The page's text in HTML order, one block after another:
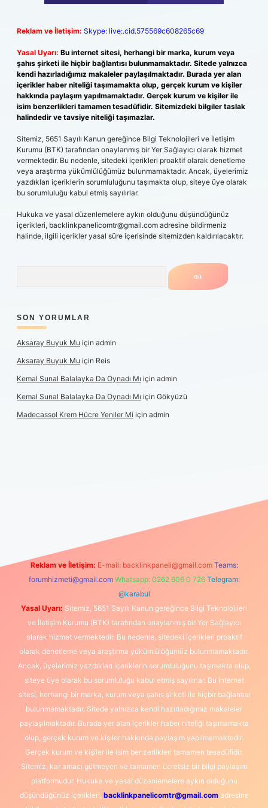
Reklam ve İletişim: Skype: live:.cid.575569c608265c69
Yasal Uyarı: Bu internet sitesi, herhangi bir marka, kurum veya
şahıs şirketi ile hiçbir bağlantısı bulunmamaktadır. Sitede yalnızca
kendi hazırladığımız makaleler paylaşılmaktadır. Burada yer alan
içerikler haber niteliği taşımamakta olup, gerçek kurum ve kişiler
hakkında paylaşım yapılmamaktadır. Gerçek kurum ve kişiler ile
isim benzerlikleri tamamen tesadüfidir. Sitemizdeki bilgiler taslak
halindedir ve tavsiye niteliği taşımazlar.
Sitemiz, 5651 Sayılı Kanun gereğince Bilgi Teknolojileri ve İletişim
Kurumu (BTK) tarafından onaylanmış bir Yer Sağlayıcı olarak hizmet
vermektedir. Bu nedenle, sitedeki içerikleri proaktif olarak denetleme
veya araştırma yükümlülüğümüz bulunmamaktadır. Ancak, üyelerimiz
yazdıkları içeriklerin sorumluluğunu taşımakta olup, siteye üye olarak
bu sorumluluğu kabul etmiş sayılırlar.
Hukuka ve yasal düzenlemelere aykırı olduğunu düşündüğünüz
içerikleri, backlinkpanelicomtr@gmail.com adresine bildirmeniz
halinde, ilgili içerikler yasal süre içerisinde sitemizden kaldırılacaktır.
SON YORUMLAR
Aksaray Buyuk Mu için admin
Aksaray Buyuk Mu için Reis
Kemal Sunal Balalayka Da Oynadı Mı için admin
Kemal Sunal Balalayka Da Oynadı Mı için Gökyüzü
Madecassol Krem Hücre Yeniler Mi için admin
Reklam ve İletişim: E-mail: backlinkpaneli@gmail.com Teams:
forumhizmeti@gmail.com Whatsapp: 0262 606 0 726 Telegram:
@karabul
Yasal Uyarı: Sitemiz, 5651 Sayılı Kanun gereğince Bilgi Teknolojileri
ve İletişim Kurumu (BTK) tarafından onaylanmış bir Yer Sağlayıcı
olarak hizmet vermektedir. Bu nedenle, sitedeki içerikleri proaktif
olarak denetleme veya araştırma yükümlülüğümüz bulunmamaktadır.
Ancak, üyelerimiz yazdıkları içeriklerin sorumluluğunu taşımakta olup,
siteye üye olarak bu sorumluluğu kabul etmiş sayılırlar. Bu internet
sitesi, herhangi bir marka, kurum veya şahıs şirketi ile hiçbir bağlantısı
bulunmamaktadır. Sitede yalnızca kendi hazırladığımız makaleler
paylaşılmaktadır. Burada yer alan içerikler haber niteliği taşımamakta
olup, gerçek kurum ve kişiler hakkında paylaşım yapılmamaktadır.
Gerçek kurum ve kişiler ile isim benzerlikleri tamamen tesadüfidir.
Sitemiz, kar amacı gütmeyen ve tamamen ücretsiz bir bilgi paylaşım
platformudur. Hukuka ve yasal düzenlemelere aykırı olduğunu
düşündüğünüz içerikleri, backlinkpanelicomtr@gmail.comadresine